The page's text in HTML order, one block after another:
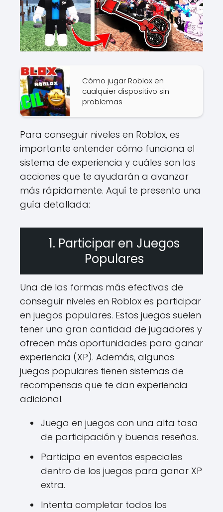
Cómo jugar Roblox en
cualquier dispositivo sin
problemas
Para conseguir niveles en Roblox, es
importante entender cómo funciona el
sistema de experiencia y cuáles son las
acciones que te ayudarán a avanzar
más rápidamente. Aquí te presento una
guía detallada:
1. Participar en Juegos
Populares
Una de las formas más efectivas de
conseguir niveles en Roblox es participar
en juegos populares. Estos juegos suelen
tener una gran cantidad de jugadores y
ofrecen más oportunidades para ganar
experiencia (XP). Además, algunos
juegos populares tienen sistemas de
recompensas que te dan experiencia
adicional.
Juega en juegos con una alta tasa
de participación y buenas reseñas.
Participa en eventos especiales
dentro de los juegos para ganar XP
extra.
Intenta completar todos los